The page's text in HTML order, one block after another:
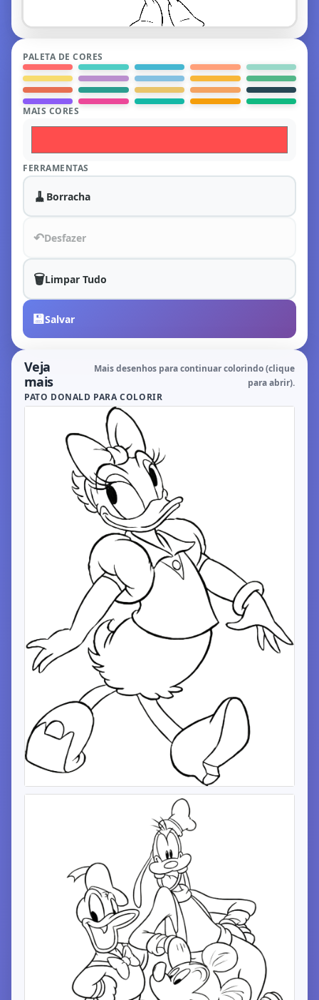
PALETA DE CORES
MAIS CORES
FERRAMENTAS
🧹 Borracha
↶Desfazer
🗑️Limpar Tudo
💾Salvar
Veja
mais
Mais desenhos para continuar colorindo (clique
para abrir).
PATO DONALD PARA COLORIR